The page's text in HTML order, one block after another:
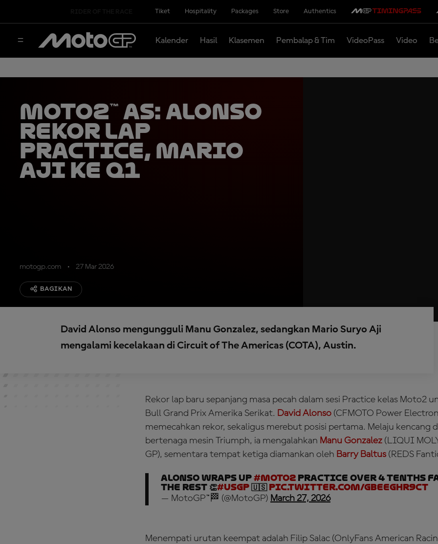
Tiket Hospitality Packages Store Authentics
Kalender Hasil Klasemen Pembalap & Tim VideoPass Video
Moto2™ AS: Alonso
Rekor Lap
Practice, Mario
Aji ke Q1
motogp.com 27 Mar 2026
BAGIKAN
David Alonso mengungguli Manu Gonzalez, sedangkan Mario Suryo Aji
mengalami kecelakaan di Circuit of The Americas (COTA), Austin.
Rekor lap baru sepanjang masa pecah dalam sesi Practice kelas Moto2
Bull Grand Prix Amerika Serikat. David Alonso (CFMOTO Power
memecahkan rekor, sekaligus merebut posisi pertama. Melaju kencang
bertenaga mesin Triumph, ia mengalahkan Manu Gonzalez (LIQUI
GP), sementara tempat ketiga diamankan oleh Barry Baltus (REDS
Alonso wraps up#Moto2 Practice over 4 tenths
the rest 👏#USGP🇺🇸pic.twitter.com/gBeeGhR9cT
— MotoGP™🏁 (@MotoGP) March 27, 2026
Menempati urutan keempat adalah Filip Salac (OnlyFans American